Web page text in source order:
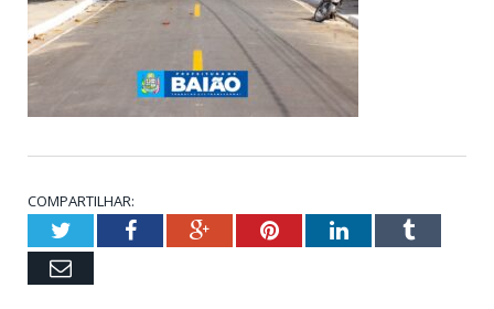
COMPARTILHAR:
TwitterFacebookGoogle+PinterestLinkedInTumblr
Email